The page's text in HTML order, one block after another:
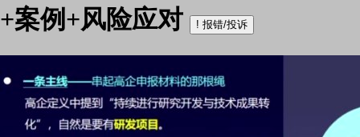
+案例+风险应对
! 报错/投诉